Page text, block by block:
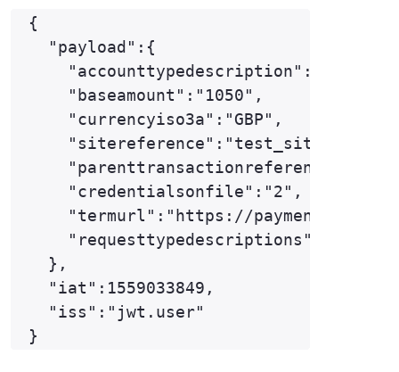
{
  "payload":{
    "accounttypedescription":"ECOM",
    "baseamount":"1050",
    "currencyiso3a":"GBP",
    "sitereference":"test_site12345",
"parenttransactionreference":"1-
    "credentialsonfile":"2",
"termurl":"https://
  },
  "iat":1559033849,
  "iss":"jwt.user"